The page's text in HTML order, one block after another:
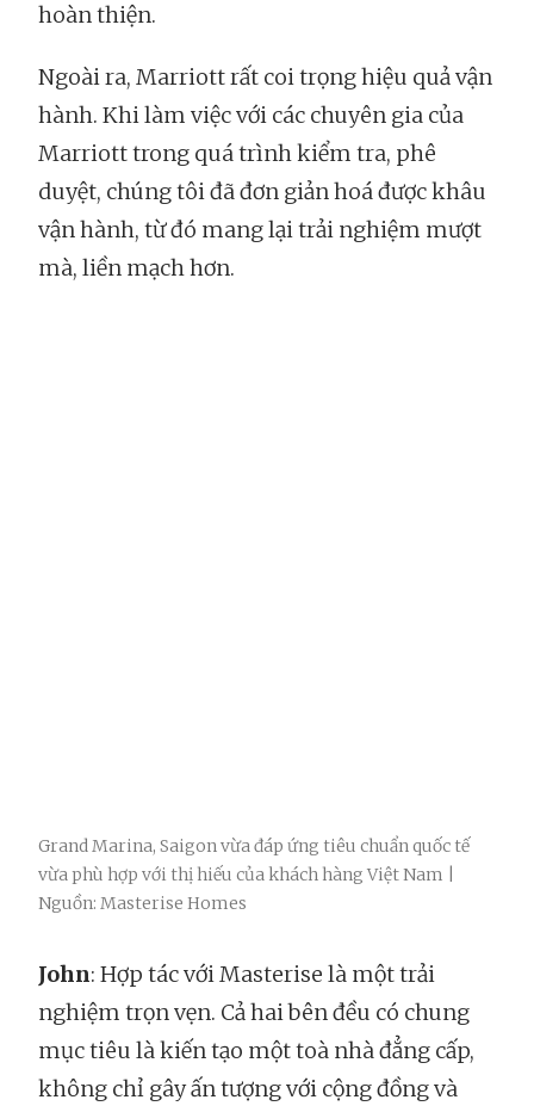
hoàn thiện.
Ngoài ra, Marriott rất coi trọng hiệu quả vận
hành. Khi làm việc với các chuyên gia của
Marriott trong quá trình kiểm tra, phê
duyệt, chúng tôi đã đơn giản hoá được khâu
vận hành, từ đó mang lại trải nghiệm mượt
mà, liền mạch hơn.
Grand Marina, Saigon vừa đáp ứng tiêu chuẩn quốc tế
vừa phù hợp với thị hiếu của khách hàng Việt Nam |
Nguồn: Masterise Homes
John: Hợp tác với Masterise là một trải
nghiệm trọn vẹn. Cả hai bên đều có chung
mục tiêu là kiến tạo một toà nhà đẳng cấp,
không chỉ gây ấn tượng với cộng đồng và